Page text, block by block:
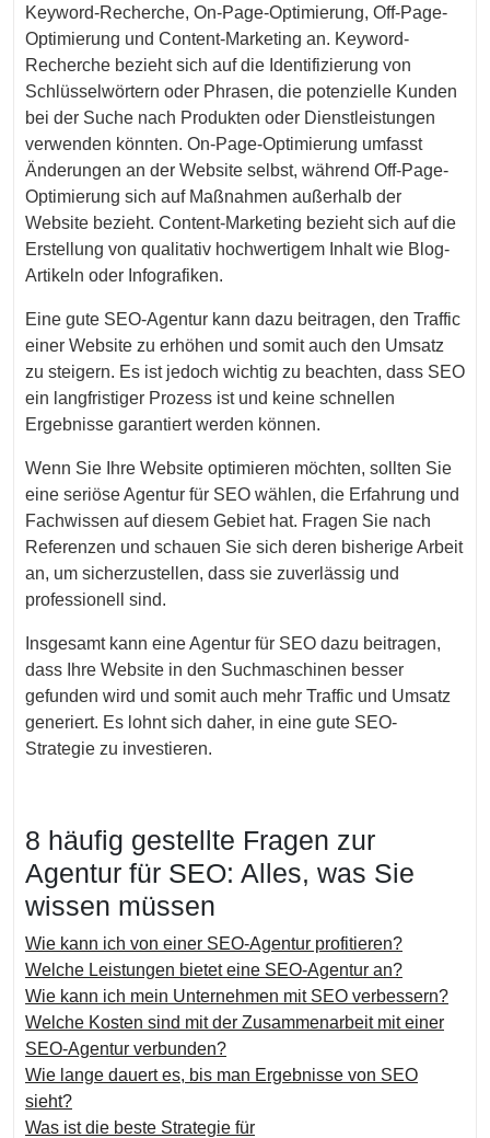
Keyword-Recherche, On-Page-Optimierung, Off-Page-
Optimierung und Content-Marketing an. Keyword-
Recherche bezieht sich auf die Identifizierung von
Schlüsselwörtern oder Phrasen, die potenzielle Kunden
bei der Suche nach Produkten oder Dienstleistungen
verwenden könnten. On-Page-Optimierung umfasst
Änderungen an der Website selbst, während Off-Page-
Optimierung sich auf Maßnahmen außerhalb der
Website bezieht. Content-Marketing bezieht sich auf die
Erstellung von qualitativ hochwertigem Inhalt wie Blog-
Artikeln oder Infografiken.
Eine gute SEO-Agentur kann dazu beitragen, den Traffic
einer Website zu erhöhen und somit auch den Umsatz
zu steigern. Es ist jedoch wichtig zu beachten, dass SEO
ein langfristiger Prozess ist und keine schnellen
Ergebnisse garantiert werden können.
Wenn Sie Ihre Website optimieren möchten, sollten Sie
eine seriöse Agentur für SEO wählen, die Erfahrung und
Fachwissen auf diesem Gebiet hat. Fragen Sie nach
Referenzen und schauen Sie sich deren bisherige Arbeit
an, um sicherzustellen, dass sie zuverlässig und
professionell sind.
Insgesamt kann eine Agentur für SEO dazu beitragen,
dass Ihre Website in den Suchmaschinen besser
gefunden wird und somit auch mehr Traffic und Umsatz
generiert. Es lohnt sich daher, in eine gute SEO-
Strategie zu investieren.
8 häufig gestellte Fragen zur
Agentur für SEO: Alles, was Sie
wissen müssen
Wie kann ich von einer SEO-Agentur profitieren?
Welche Leistungen bietet eine SEO-Agentur an?
Wie kann ich mein Unternehmen mit SEO verbessern?
Welche Kosten sind mit der Zusammenarbeit mit einer
SEO-Agentur verbunden?
Wie lange dauert es, bis man Ergebnisse von SEO
sieht?
Was ist die beste Strategie für